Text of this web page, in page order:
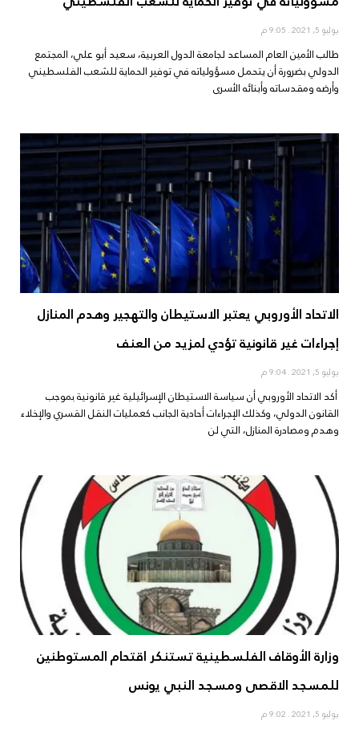
يوليو 5, 2021
طالب الأمين العام المساعد لجامعة الدول العربية، سعيد أبو علي، المجتمع
الدولي بضرورة أن يتحمل مسؤولياته في توفير الحماية للشعب الفلسطيني
وأرضه ومقدساته وأبنائه الأسرى
الاتحاد الأوروبي يعتبر الاستيطان والتهجير وهدم المنازل
إجراءات غير قانونية تؤدي لمزيد من العنف
يوليو 5, 2021
أكد الاتحاد الأوروبي أن سياسة الاستيطان الإسرائيلية غير قانونية بموجب
القانون الدولي، وكذلك الإجراءات أحادية الجانب كعمليات النقل القسري والإخلاء
وهدم ومصادرة المنازل، التي لن
وزارة الأوقاف الفلسطينية تستنكر اقتحام المستوطنين
للمسجد الاقصى ومسجد النبي يونس
يوليو 5, 2021